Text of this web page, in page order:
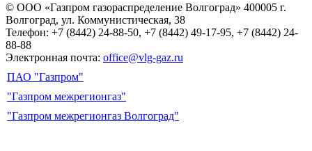
© ООО «Газпром газораспределение Волгоград» 400005 г.
Волгоград, ул. Коммунистическая, 38
Телефон: +7 (8442) 24-88-50, +7 (8442) 49-17-95, +7 (8442) 24-
88-88
Электронная почта: office@vlg-gaz.ru
ПАО "Газпром"
"Газпром межрегионгаз"
"Газпром межрегионгаз Волгоград"